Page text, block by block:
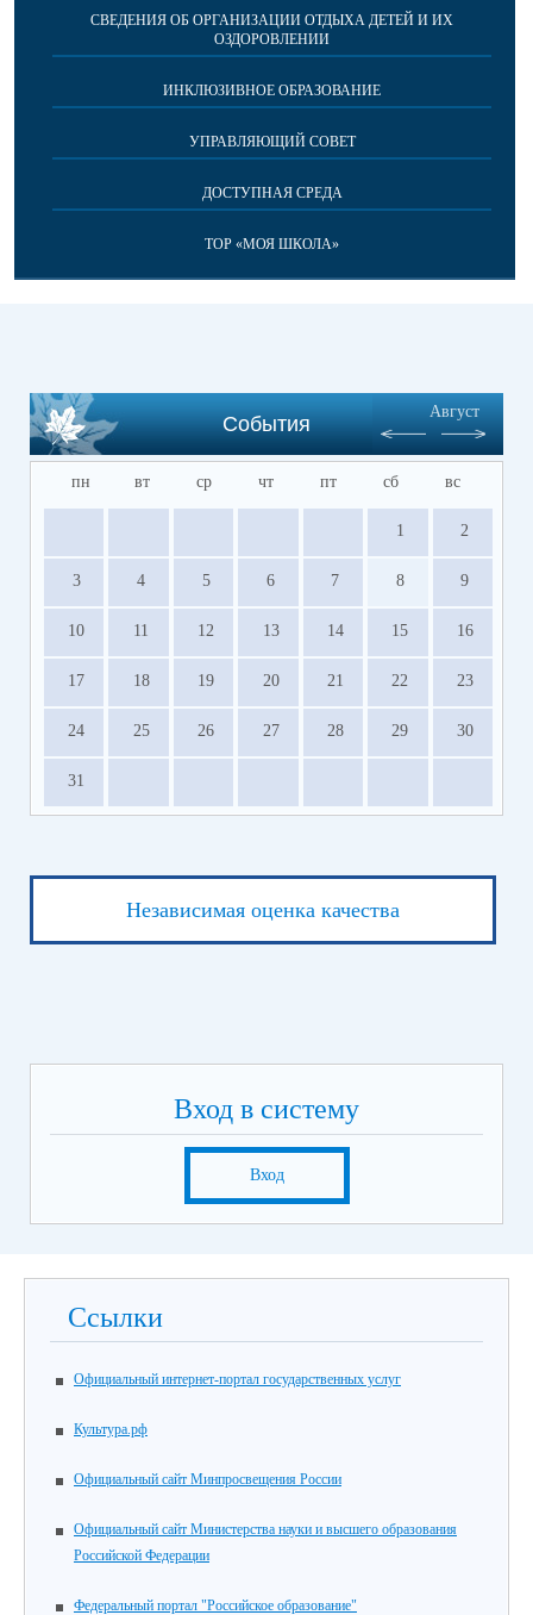
СВЕДЕНИЯ ОБ ОРГАНИЗАЦИИ ОТДЫХА ДЕТЕЙ И ИХ
ОЗДОРОВЛЕНИИ
ИНКЛЮЗИВНОЕ ОБРАЗОВАНИЕ
УПРАВЛЯЮЩИЙ СОВЕТ
ДОСТУПНАЯ СРЕДА
ТОР «МОЯ ШКОЛА»
События
Август
пн вт ср чт пт сб вс
1 2
3 4 5 6 7 8 9
10 11 12 13 14 15 16
17 18 19 20 21 22 23
24 25 26 27 28 29 30
31
Независимая оценка качества
Вход в систему
Вход
Ссылки
Официальный интернет-портал государственных услуг
Культура.рф
Официальный сайт Минпросвещения России
Официальный сайт Министерства науки и высшего образования
Российской Федерации
Федеральный портал "Российское образование"